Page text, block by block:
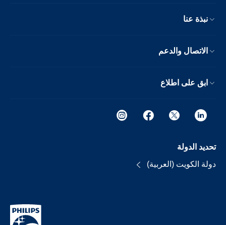
نبذة عنا
الاتصال والدعم
ابق على اطلاع
تحديد الدولة
دولة الكويت (العربية)